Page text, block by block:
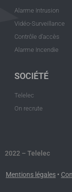
Alarme Intrusion
Vidéo-Surveillance
Contrôle d’accès
Alarme Incendie
SOCIÉTÉ
Telelec
On recrute
2022 – Telelec
Mentions légales •